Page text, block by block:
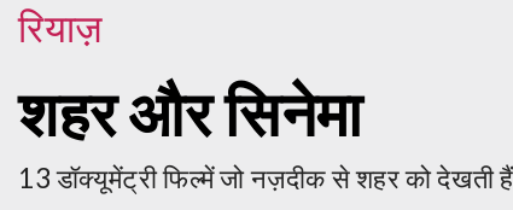
रियाज़
शहर और सिनेमा
13 डॉक्यूमेंट्री फिल्में जो नज़दीक से शहर को देखती हैं